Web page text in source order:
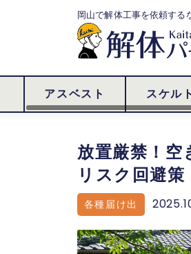
岡山で解体工事を依頼する
アスベスト スケル
放置厳禁！空
リスク回避
各種届け出